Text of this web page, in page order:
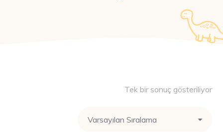
Tek bir sonuç gösteriliyor